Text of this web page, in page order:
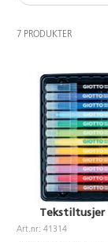
Kontakt oss
7 PRODUKTER
Art.nr: 41314